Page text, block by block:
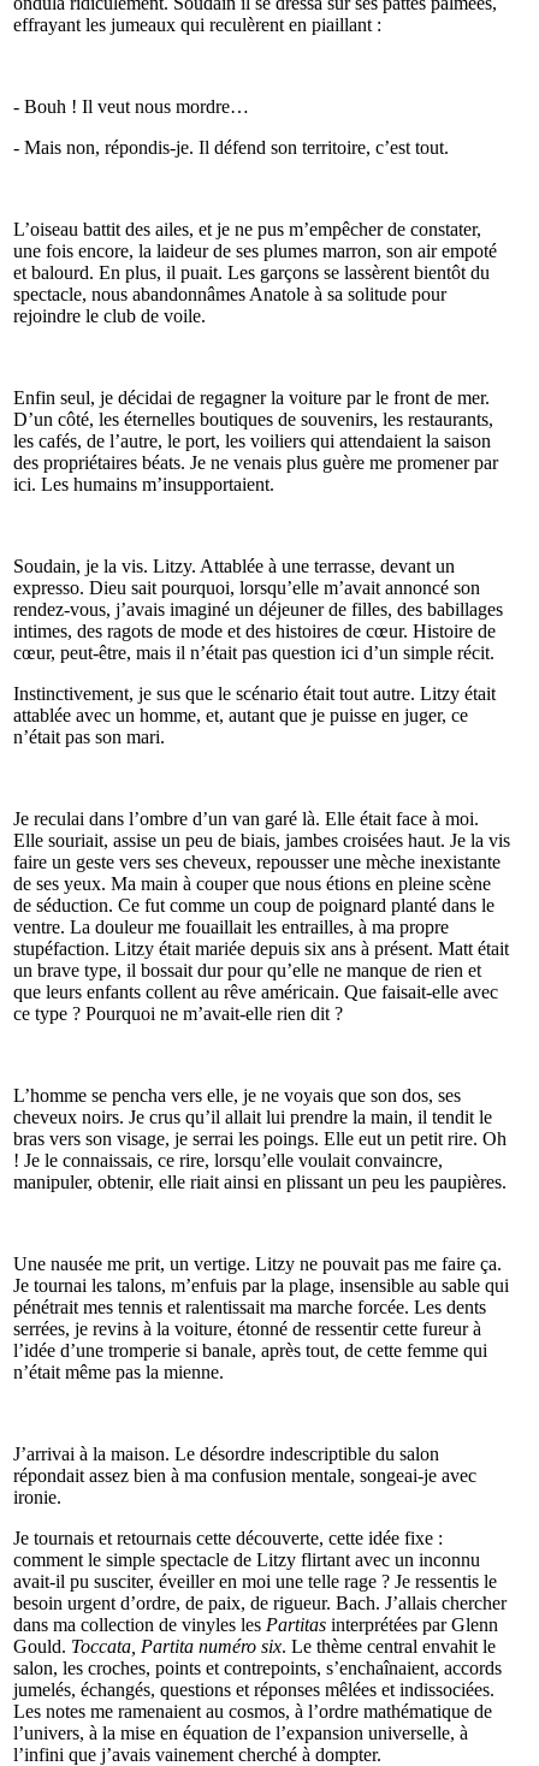
effrayant les jumeaux qui reculèrent en piaillant :
- Bouh ! Il veut nous mordre…
- Mais non, répondis-je. Il défend son territoire, c’est tout.
L’oiseau battit des ailes, et je ne pus m’empêcher de constater,
une fois encore, la laideur de ses plumes marron, son air empoté
et balourd. En plus, il puait. Les garçons se lassèrent bientôt du
spectacle, nous abandonnâmes Anatole à sa solitude pour
rejoindre le club de voile.
Enfin seul, je décidai de regagner la voiture par le front de mer.
D’un côté, les éternelles boutiques de souvenirs, les restaurants,
les cafés, de l’autre, le port, les voiliers qui attendaient la saison
des propriétaires béats. Je ne venais plus guère me promener par
ici. Les humains m’insupportaient.
Soudain, je la vis. Litzy. Attablée à une terrasse, devant un
expresso. Dieu sait pourquoi, lorsqu’elle m’avait annoncé son
rendez-vous, j’avais imaginé un déjeuner de filles, des babillages
intimes, des ragots de mode et des histoires de cœur. Histoire de
cœur, peut-être, mais il n’était pas question ici d’un simple récit.
Instinctivement, je sus que le scénario était tout autre. Litzy était
attablée avec un homme, et, autant que je puisse en juger, ce
n’était pas son mari.
Je reculai dans l’ombre d’un van garé là. Elle était face à moi.
Elle souriait, assise un peu de biais, jambes croisées haut. Je la vis
faire un geste vers ses cheveux, repousser une mèche inexistante
de ses yeux. Ma main à couper que nous étions en pleine scène
de séduction. Ce fut comme un coup de poignard planté dans le
ventre. La douleur me fouaillait les entrailles, à ma propre
stupéfaction. Litzy était mariée depuis six ans à présent. Matt était
un brave type, il bossait dur pour qu’elle ne manque de rien et
que leurs enfants collent au rêve américain. Que faisait-elle avec
ce type ? Pourquoi ne m’avait-elle rien dit ?
L’homme se pencha vers elle, je ne voyais que son dos, ses
cheveux noirs. Je crus qu’il allait lui prendre la main, il tendit le
bras vers son visage, je serrai les poings. Elle eut un petit rire. Oh
! Je le connaissais, ce rire, lorsqu’elle voulait convaincre,
manipuler, obtenir, elle riait ainsi en plissant un peu les paupières.
Une nausée me prit, un vertige. Litzy ne pouvait pas me faire ça.
Je tournai les talons, m’enfuis par la plage, insensible au sable qui
pénétrait mes tennis et ralentissait ma marche forcée. Les dents
serrées, je revins à la voiture, étonné de ressentir cette fureur à
l’idée d’une tromperie si banale, après tout, de cette femme qui
n’était même pas la mienne.
J’arrivai à la maison. Le désordre indescriptible du salon
répondait assez bien à ma confusion mentale, songeai-je avec
ironie.
Je tournais et retournais cette découverte, cette idée fixe :
comment le simple spectacle de Litzy flirtant avec un inconnu
avait-il pu susciter, éveiller en moi une telle rage ? Je ressentis le
besoin urgent d’ordre, de paix, de rigueur. Bach. J’allais chercher
dans ma collection de vinyles les Partitas interprétées par Glenn
Gould. Toccata, Partita numéro six. Le thème central envahit le
salon, les croches, points et contrepoints, s’enchaînaient, accords
jumelés, échangés, questions et réponses mêlées et indissociées.
Les notes me ramenaient au cosmos, à l’ordre mathématique de
l’univers, à la mise en équation de l’expansion universelle, à
l’infini que j’avais vainement cherché à dompter.